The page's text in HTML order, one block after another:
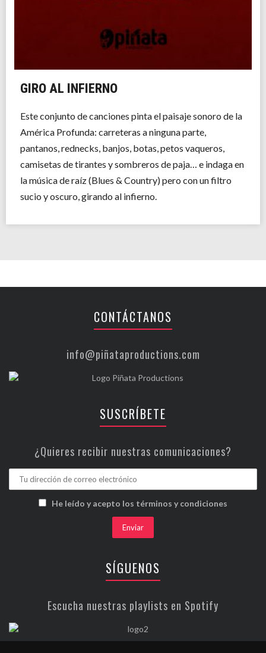
GIRO AL INFIERNO
Este conjunto de canciones pinta el paisaje sonoro de la
América Profunda: carreteras a ninguna parte,
pantanos, rednecks, banjos, botas, petos vaqueros,
camisetas de tirantes y sombreros de paja… e indaga en
la música de raíz (Blues & Country) pero con un filtro
sucio y oscuro, girando al infierno.
CONTÁCTANOS
info@piñataproductions.com
SUSCRÍBETE
¿Quieres recibir nuestras comunicaciones?
He leído y acepto los términos y condiciones
SÍGUENOS
Escucha nuestras playlists en Spotify